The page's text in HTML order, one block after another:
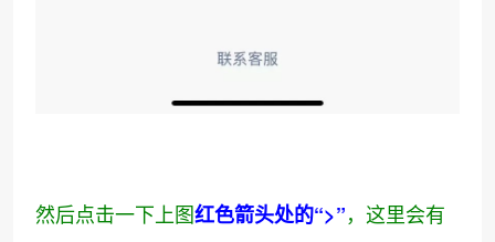
然后点击一下上图红色箭头处的“>”，这里会有